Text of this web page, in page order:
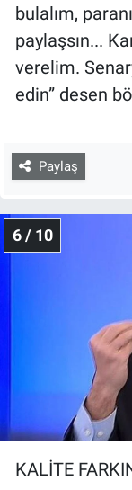
bulalım,
paylaşsın...
verelim.
edin” desen
Paylaş
6 / 10
KALİTE